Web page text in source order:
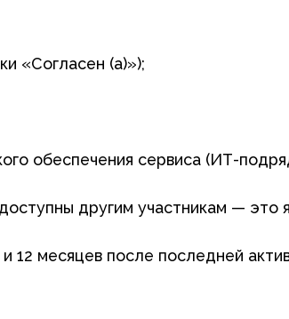
сервиса (ИТ-подрядчики, хостинг
участникам — это является частью